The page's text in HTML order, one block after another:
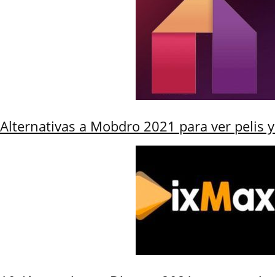
Alternativas a Mobdro 2021 para ver pelis